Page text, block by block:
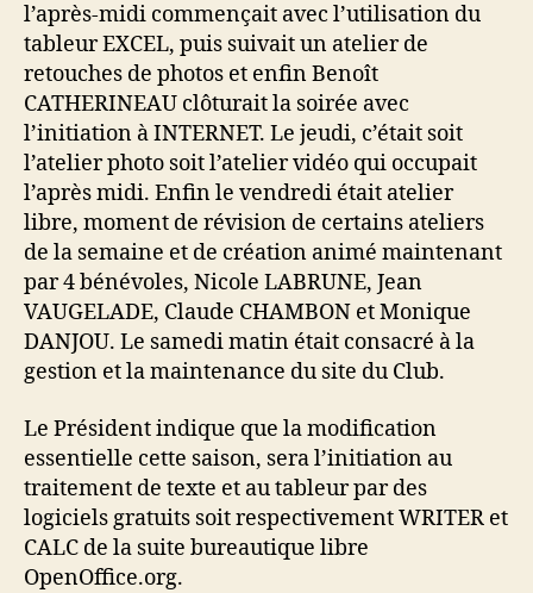
l’après-midi commençait avec l’utilisation du
tableur EXCEL, puis suivait un atelier de
retouches de photos et enfin Benoît
CATHERINEAU clôturait la soirée avec
l’initiation à INTERNET. Le jeudi, c’était soit
l’atelier photo soit l’atelier vidéo qui occupait
l’après midi. Enfin le vendredi était atelier
libre, moment de révision de certains ateliers
de la semaine et de création animé maintenant
par 4 bénévoles, Nicole LABRUNE, Jean
VAUGELADE, Claude CHAMBON et Monique
DANJOU. Le samedi matin était consacré à la
gestion et la maintenance du site du Club.
Le Président indique que la modification
essentielle cette saison, sera l’initiation au
traitement de texte et au tableur par des
logiciels gratuits soit respectivement WRITER et
CALC de la suite bureautique libre
OpenOffice.org.